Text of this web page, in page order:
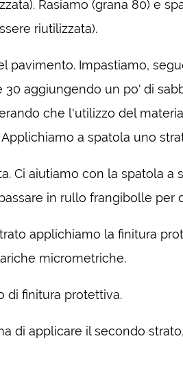
Rasiamo (grana 80) e
riutilizzata).
pavimento. Impastiamo,
aggiungendo un po' di
che l'utilizzo del
a spatola uno
Ci aiutiamo con la spatola a
in rullo frangibolle per
applichiamo la finitura
micrometriche.
di finitura protettiva.
di applicare il secondo